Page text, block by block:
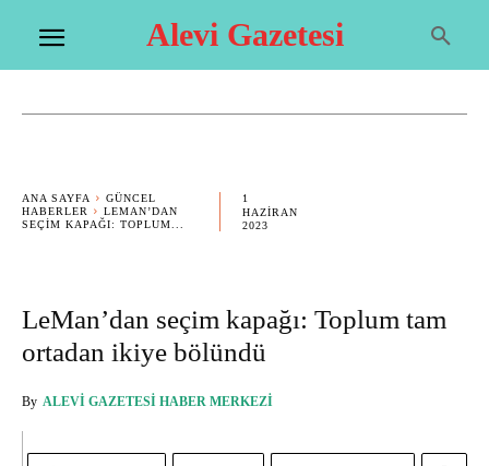
Alevi Gazetesi
ANA SAYFA
GÜNCEL
HABERLER
LEMAN’DAN
SEÇIM KAPAĞI: TOPLUM...
1
HAZIRAN
2023
LeMan’dan seçim kapağı: Toplum tam
ortadan ikiye bölündü
By ALEVI GAZETESI HABER MERKEZI